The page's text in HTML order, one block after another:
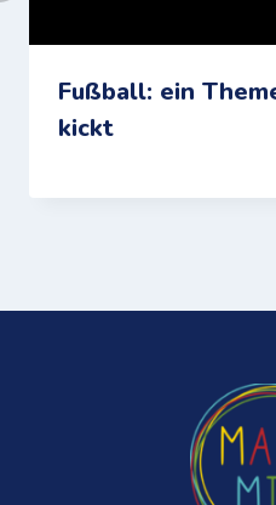
Fußball: ein
kickt